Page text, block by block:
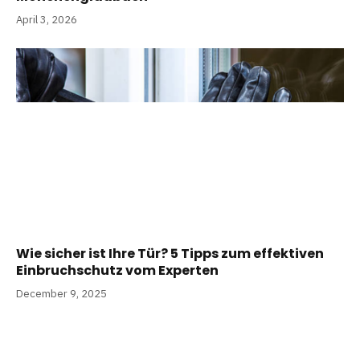
April 3, 2026
Wie sicher ist Ihre Tür? 5 Tipps zum effektiven
Einbruchschutz vom Experten
December 9, 2025